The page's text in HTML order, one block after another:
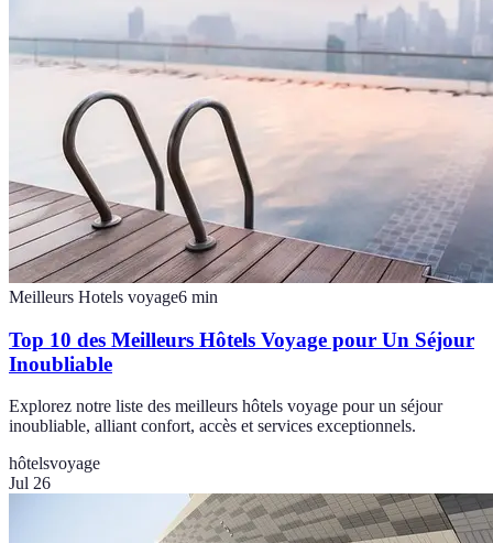
Meilleurs Hotels voyage6 min
Top 10 des Meilleurs Hôtels Voyage pour Un Séjour
Inoubliable
Explorez notre liste des meilleurs hôtels voyage pour un séjour
inoubliable, alliant confort, accès et services exceptionnels.
hôtelsvoyage
Jul 26